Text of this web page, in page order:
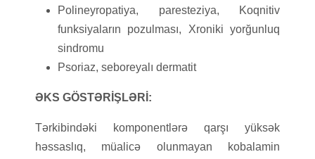
Polineyropatiya, paresteziya, Koqnitiv
funksiyaların pozulması, Xroniki yorğunluq
sindromu
Psoriaz, seboreyalı dermatit
ƏKS GÖSTƏRİŞLƏRİ:
Tərkibindəki komponentlərə qarşı yüksək
həssaslıq, müalicə olunmayan kobalamin